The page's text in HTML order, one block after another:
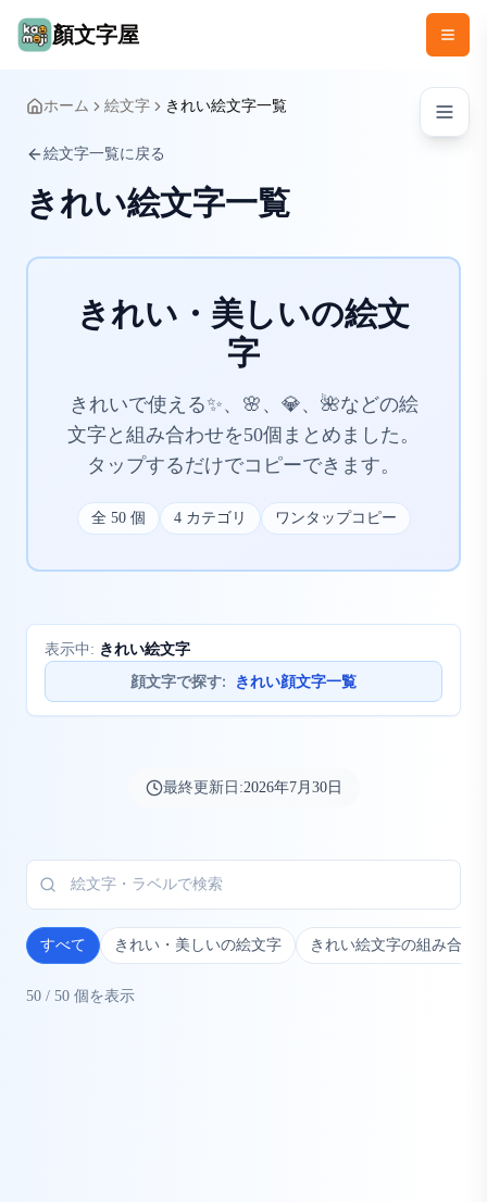
顏文字屋
ホーム 絵文字 きれい絵文字一覧
絵文字一覧に戻る
きれい絵文字一覧
きれい・美しいの絵文
字
きれいで使える✨、🌸、💎、🌺などの絵
文字と組み合わせを50個まとめました。
タップするだけでコピーできます。
全 50個 4カテゴリ ワンタップコピー
表示中: きれい絵文字
顔文字で探す: きれい顔文字一覧
最終更新日:2026年7月30日
すべて きれい・美しいの絵文字 きれい絵文字の組み合わ
50 / 50 個を表示